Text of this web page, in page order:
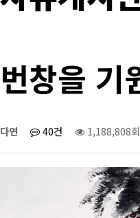
번창을 기
다연 40건 1,188,808회